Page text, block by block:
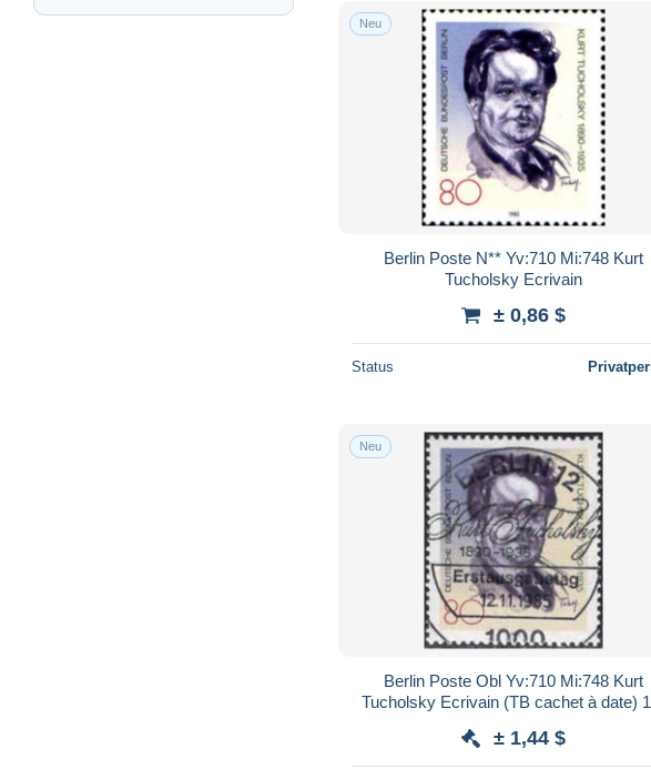
Neu
Berlin Poste N** Yv:710 Mi:748 Kurt
Tucholsky Ecrivain
± 0,86 $
Status
Neu
Berlin Poste Obl Yv:710 Mi:748 Kurt
Tucholsky Ecrivain (TB cachet à date)
± 1,44 $